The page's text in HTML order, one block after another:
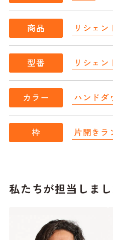
商品 リシェン
型番 リシェン
カラー ハンドダ
枠 片開きラ
私たちが担当しま